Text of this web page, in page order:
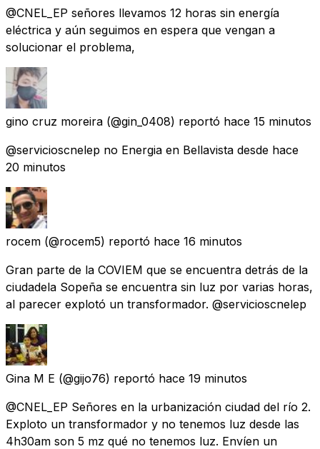
@CNEL_EP señores llevamos 12 horas sin energía
eléctrica y aún seguimos en espera que vengan a
solucionar el problema,
gino cruz moreira (@gin_0408) reportó hace 15 minutos
@servicioscnelep no Energia en Bellavista desde hace
20 minutos
rocem (@rocem5) reportó hace 16 minutos
Gran parte de la COVIEM que se encuentra detrás de la
ciudadela Sopeña se encuentra sin luz por varias horas,
al parecer explotó un transformador. @servicioscnelep
Gina M E (@gijo76) reportó hace 19 minutos
@CNEL_EP Señores en la urbanización ciudad del río 2.
Exploto un transformador y no tenemos luz desde las
4h30am son 5 mz qué no tenemos luz. Envíen un